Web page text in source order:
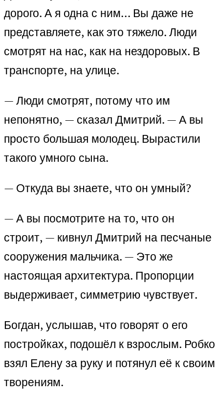
дорого. А я одна с ним… Вы даже не
представляете, как это тяжело. Люди
смотрят на нас, как на нездоровых. В
транспорте, на улице.
— Люди смотрят, потому что им
непонятно, — сказал Дмитрий. — А вы
просто большая молодец. Вырастили
такого умного сына.
— Откуда вы знаете, что он умный?
— А вы посмотрите на то, что он
строит, — кивнул Дмитрий на песчаные
сооружения мальчика. — Это же
настоящая архитектура. Пропорции
выдерживает, симметрию чувствует.
Богдан, услышав, что говорят о его
постройках, подошёл к взрослым. Робко
взял Елену за руку и потянул её к своим
творениям.